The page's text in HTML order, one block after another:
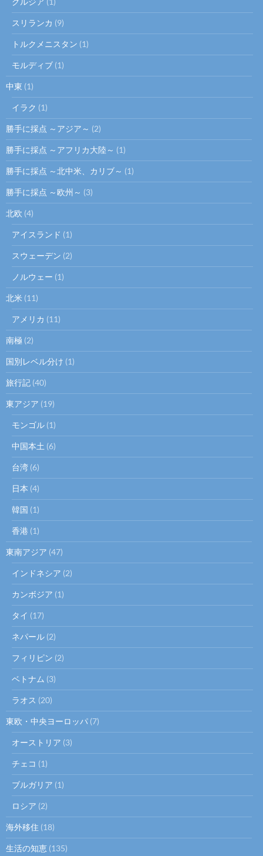
スリランカ (9)
トルクメニスタン (1)
モルディブ (1)
中東 (1)
イラク (1)
勝手に採点 ～アジア～ (2)
勝手に採点 ～アフリカ大陸～ (1)
勝手に採点 ～北中米、カリブ～ (1)
勝手に採点 ～欧州～ (3)
北欧 (4)
アイスランド (1)
スウェーデン (2)
ノルウェー (1)
北米 (11)
アメリカ (11)
南極 (2)
国別レベル分け (1)
旅行記 (40)
東アジア (19)
モンゴル (1)
中国本土 (6)
台湾 (6)
日本 (4)
韓国 (1)
香港 (1)
東南アジア (47)
インドネシア (2)
カンボジア (1)
タイ (17)
ネパール (2)
フィリピン (2)
ベトナム (3)
ラオス (20)
東欧・中央ヨーロッパ (7)
オーストリア (3)
チェコ (1)
ブルガリア (1)
ロシア (2)
海外移住 (18)
生活の知恵 (135)